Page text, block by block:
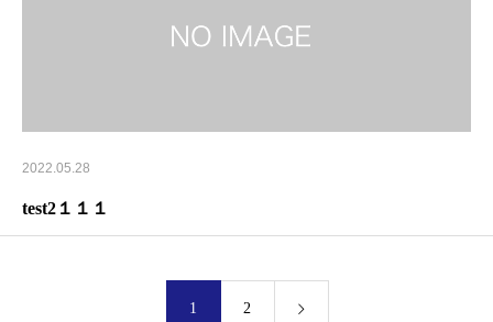
2022.05.28
test2１１１
1 2